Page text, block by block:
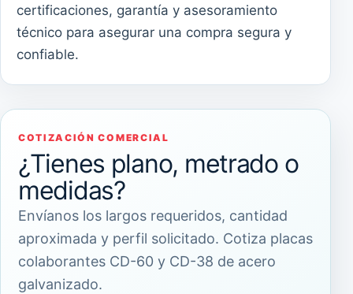
certificaciones, garantía y asesoramiento
técnico para asegurar una compra segura y
confiable.
COTIZACIÓN COMERCIAL
¿Tienes plano, metrado o
medidas?
Envíanos los largos requeridos, cantidad
aproximada y perfil solicitado. Cotiza placas
colaborantes CD-60 y CD-38 de acero
galvanizado.